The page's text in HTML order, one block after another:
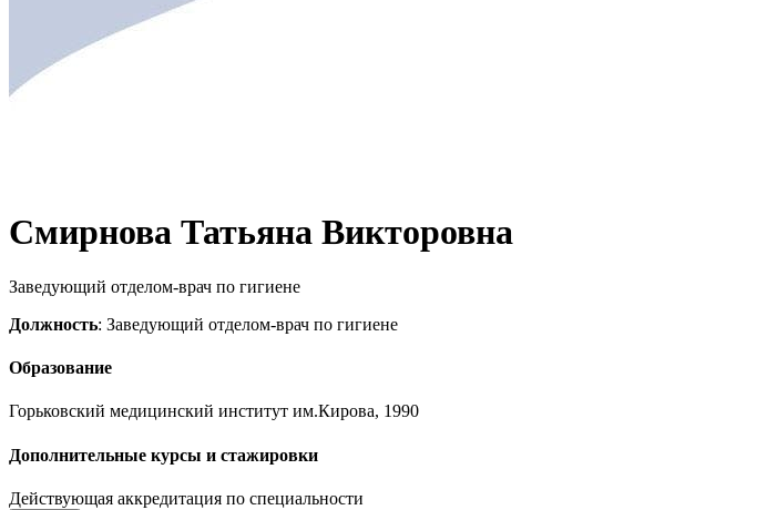
Смирнова Татьяна Викторовна
Заведующий отделом-врач по гигиене
Должность: Заведующий отделом-врач по гигиене
Образование
Горьковский медицинский институт им.Кирова, 1990
Дополнительные курсы и стажировки
Действующая аккредитация по специальности